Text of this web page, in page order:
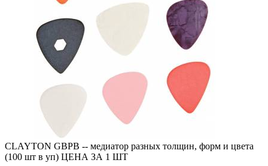
CLAYTON GBPB -- медиатор разных толщин, форм и цвета
(100 шт в уп) ЦЕНА ЗА 1 ШТ